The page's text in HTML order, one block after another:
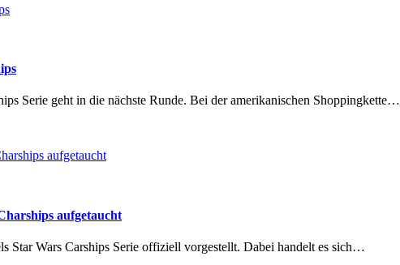
Serie geht in die nächste Runde. Bei der amerikanischen Shoppingkette…
aufgetaucht
Star Wars Carships Serie offiziell vorgestellt. Dabei handelt es sich…